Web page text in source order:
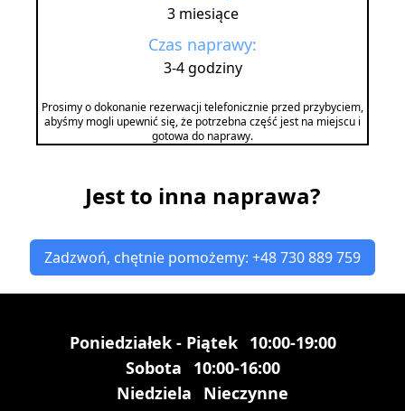
3 miesiące
Czas naprawy:
3-4 godziny
Prosimy o dokonanie rezerwacji telefonicznie przed przybyciem,
abyśmy mogli upewnić się, że potrzebna część jest na miejscu i
gotowa do naprawy.
Jest to inna naprawa?
Zadzwoń, chętnie pomożemy: +48 730 889 759
Poniedziałek - Piątek 10:00-19:00
Sobota
10:00-16:00
Niedziela
Nieczynne